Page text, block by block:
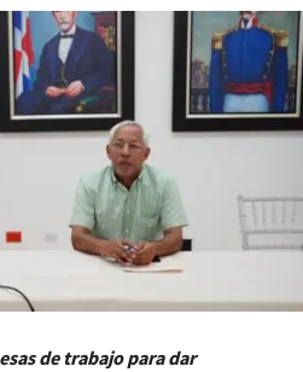
de trabajo para dar